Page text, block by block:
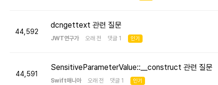
44,592
dcngettext 관련 질문
JWT연구가 오래 전 댓글 1 인기
44,591
SensitiveParameterValue::__construct 관련 질문
Swift매니아 오래 전 댓글 1 인기